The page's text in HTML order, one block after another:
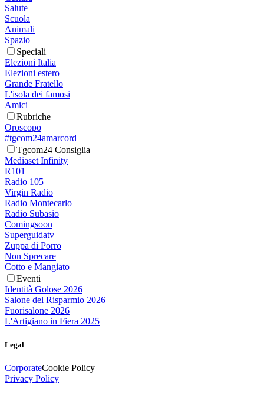
Salute
Scuola
Animali
Spazio
Speciali
Elezioni Italia
Elezioni estero
Grande Fratello
L'isola dei famosi
Amici
Rubriche
Oroscopo
#tgcom24amarcord
Tgcom24 Consiglia
Mediaset Infinity
R101
Radio 105
Virgin Radio
Radio Montecarlo
Radio Subasio
Comingsoon
Superguidatv
Zuppa di Porro
Non Sprecare
Cotto e Mangiato
Eventi
Identità Golose 2026
Salone del Risparmio 2026
Fuorisalone 2026
L'Artigiano in Fiera 2025
Legal
CorporateCookie Policy
Privacy Policy